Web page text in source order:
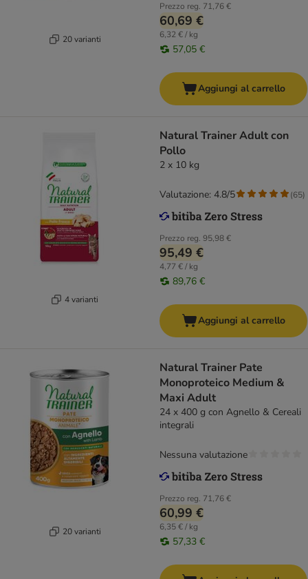
20 varianti
Prezzo reg. 71,76 €
60,69 €
6,32 € / kg
57,05 €
Aggiungi al carrello
4 varianti
Natural Trainer Adult con
Pollo
2 x 10 kg
Prezzo reg. 95,98 €
95,49 €
4,77 € / kg
89,76 €
Valutazione: 4.8/5 (65)
Aggiungi al carrello
20 varianti
Natural Trainer Pate
Monoproteico Medium &
Maxi Adult
24 x 400 g con Agnello & Cereali
integrali
Prezzo reg. 71,76 €
60,99 €
6,35 € / kg
57,33 €
Nessuna valutazione